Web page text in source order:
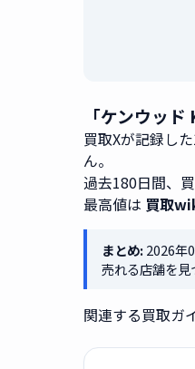
「ケンウッ
買取Xが記録し
ん。
過去180日間、
最高値は 買取
まとめ:2026年
売れる店舗を見
関連する買取ガ